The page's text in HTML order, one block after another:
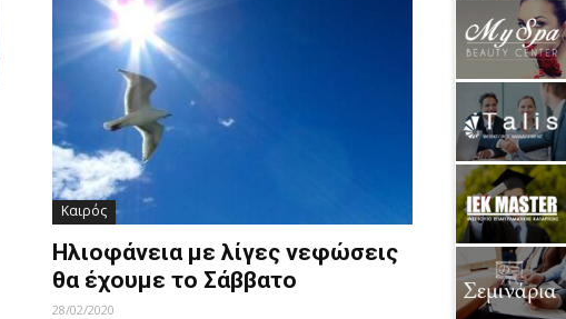
Καιρός
Ηλιοφάνεια με λίγες νεφώσεις
θα έχουμε το Σάββατο
28/02/2020